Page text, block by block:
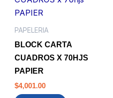
PAPELERIA
BLOCK CARTA
CUADROS X 70HJS
PAPIER
$4,001.00